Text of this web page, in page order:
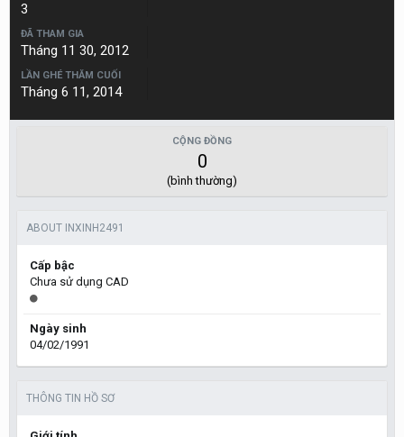
3
ĐÃ THAM GIA
Tháng 11 30, 2012
LẦN GHÉ THĂM CUỐI
Tháng 6 11, 2014
CỘNG ĐỒNG
0
(bình thường)
ABOUT INXINH2491
Cấp bậc
Chưa sử dụng CAD
Ngày sinh
04/02/1991
THÔNG TIN HỒ SƠ